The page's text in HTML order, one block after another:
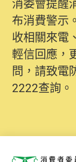
消委會提醒
布消費警示
收相關來電
輕信回應，
問，請致電
2222查詢。